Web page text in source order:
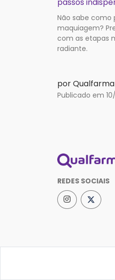
Não sabe como
maquiagem?
com as etapas
radiante.
por Qualfarma
Publicado em
REDES SOCIAIS